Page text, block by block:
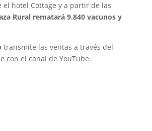
el hotel Cottage y a partir de las
Rural rematará 9.840 vacunos y
transmite las ventas a través del
con el canal de YouTube.